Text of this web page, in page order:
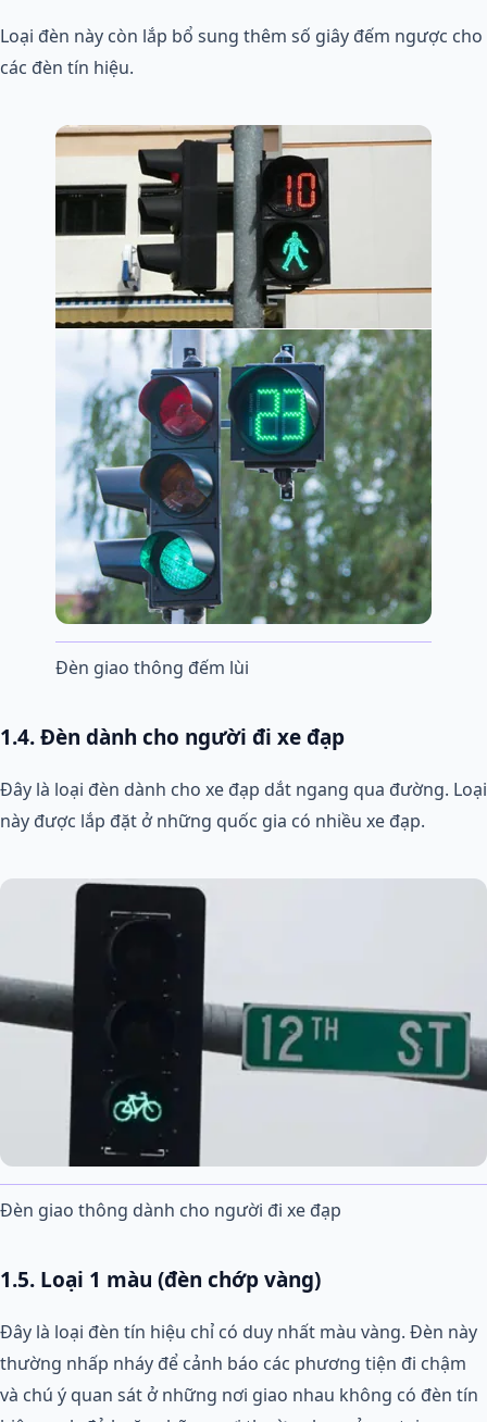
Loại đèn này còn lắp bổ sung thêm số giây đếm ngược cho
các đèn tín hiệu.
Đèn giao thông đếm lùi
1.4. Đèn dành cho người đi xe đạp
Đây là loại đèn dành cho xe đạp dắt ngang qua đường. Loại
này được lắp đặt ở những quốc gia có nhiều xe đạp.
Đèn giao thông dành cho người đi xe đạp
1.5. Loại 1 màu (đèn chớp vàng)
Đây là loại đèn tín hiệu chỉ có duy nhất màu vàng. Đèn này
thường nhấp nháy để cảnh báo các phương tiện đi chậm
và chú ý quan sát ở những nơi giao nhau không có đèn tín